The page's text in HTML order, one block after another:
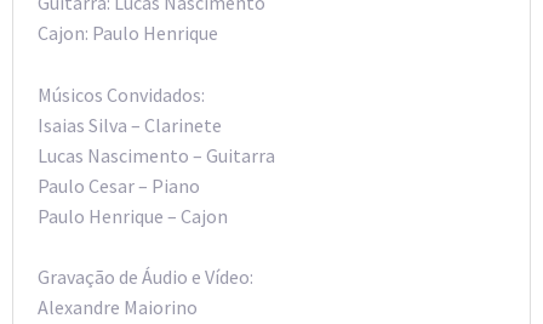
Cajon: Paulo Henrique
Músicos Convidados:
Isaias Silva – Clarinete
Lucas Nascimento – Guitarra
Paulo Cesar – Piano
Paulo Henrique – Cajon
Gravação de Áudio e Vídeo:
Alexandre Maiorino